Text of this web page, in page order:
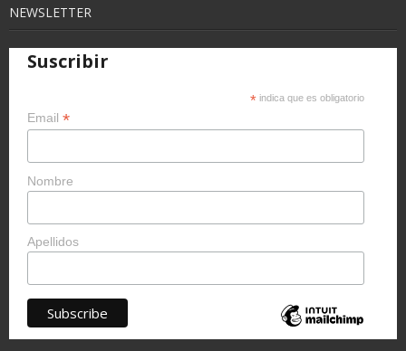
NEWSLETTER
Suscribir
* indica que es obligatorio
Email *
Nombre
Apellidos